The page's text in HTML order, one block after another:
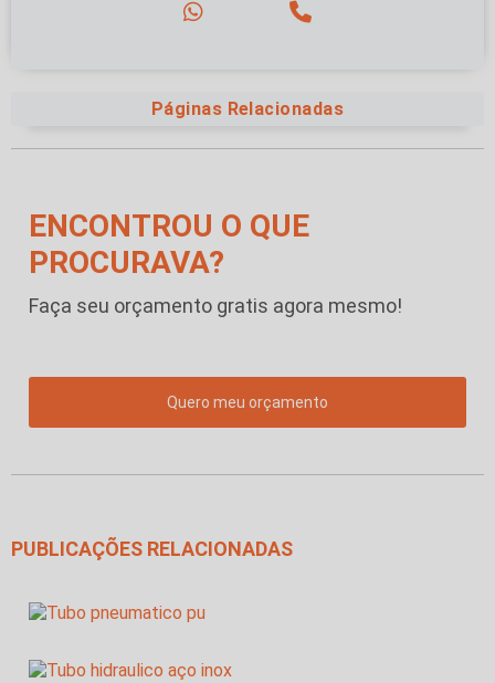
Páginas Relacionadas
ENCONTROU O QUE
PROCURAVA?
Faça seu orçamento gratis agora mesmo!
Quero meu orçamento
PUBLICAÇÕES RELACIONADAS